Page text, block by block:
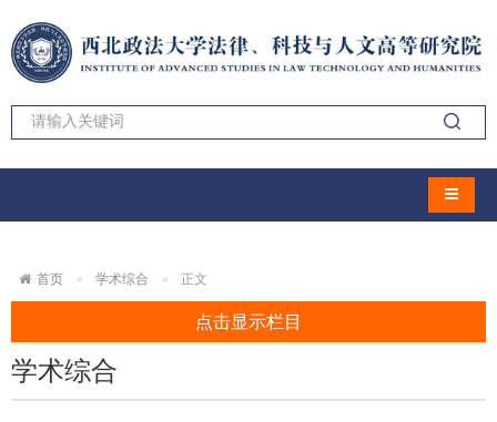
导航切
首页 学术综合 正文
点击显示栏目
学术综合